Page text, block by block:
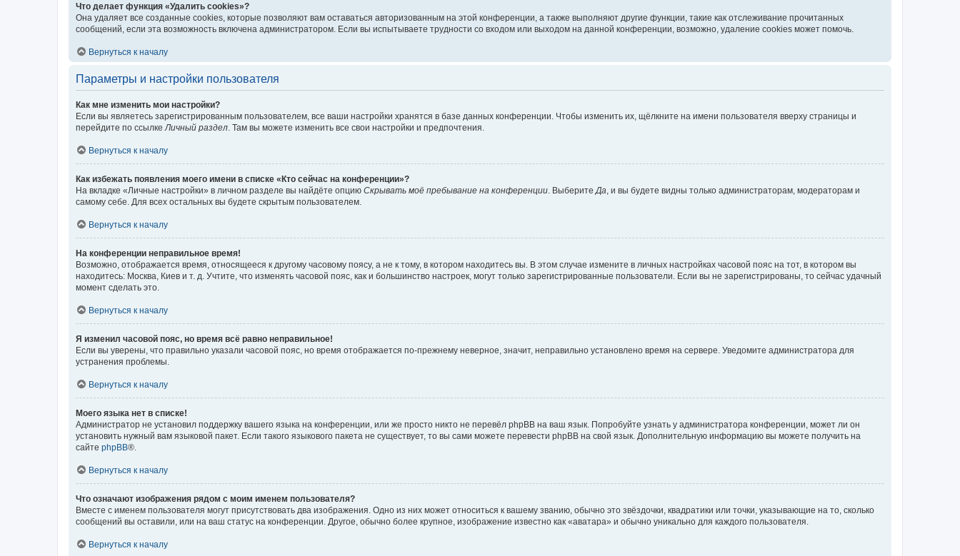
Что делает функция «Удалить cookies»?
Она удаляет все созданные cookies, которые позволяют вам оставаться авторизованным на этой конференции, а также выполняют другие функции, такие как отслеживание прочитанных
сообщений, если эта возможность включена администратором. Если вы испытываете трудности со входом или выходом на данной конференции, возможно, удаление cookies может помочь.
Вернуться к началу
Параметры и настройки пользователя
Как мне изменить мои настройки?
Если вы являетесь зарегистрированным пользователем, все ваши настройки хранятся в базе данных конференции. Чтобы изменить их, щёлкните на имени пользователя вверху страницы и
перейдите по ссылке Личный раздел . Там вы можете изменить все свои настройки и предпочтения.
Вернуться к началу
Как избежать появления моего имени в списке «Кто сейчас на конференции»?
На вкладке «Личные настройки» в личном разделе вы найдёте опцию Скрывать моё пребывание на конференции . Выберите Да , и вы будете видны только администраторам, модераторам и
самому себе. Для всех остальных вы будете скрытым пользователем.
Вернуться к началу
На конференции неправильное время!
Возможно, отображается время, относящееся к другому часовому поясу, а не к тому, в котором находитесь вы. В этом случае измените в личных настройках часовой пояс на тот, в котором вы
находитесь: Москва, Киев и т. д. Учтите, что изменять часовой пояс, как и большинство настроек, могут только зарегистрированные пользователи. Если вы не зарегистрированы, то сейчас удачный
момент сделать это.
Вернуться к началу
Я изменил часовой пояс, но время всё равно неправильное!
Если вы уверены, что правильно указали часовой пояс, но время отображается по-прежнему неверное, значит, неправильно установлено время на сервере. Уведомите администратора для
устранения проблемы.
Вернуться к началу
Моего языка нет в списке!
Администратор не установил поддержку вашего языка на конференции, или же просто никто не перевёл phpBB на ваш язык. Попробуйте узнать у администратора конференции, может ли он
установить нужный вам языковой пакет. Если такого языкового пакета не существует, то вы сами можете перевести phpBB на свой язык. Дополнительную информацию вы можете получить на
сайте phpBB®.
Вернуться к началу
Что означают изображения рядом с моим именем пользователя?
Вместе с именем пользователя могут присутствовать два изображения. Одно из них может относиться к вашему званию, обычно это звёздочки, квадратики или точки, указывающие на то, сколько
сообщений вы оставили, или на ваш статус на конференции. Другое, обычно более крупное, изображение известно как «аватара» и обычно уникально для каждого пользователя.
Вернуться к началу